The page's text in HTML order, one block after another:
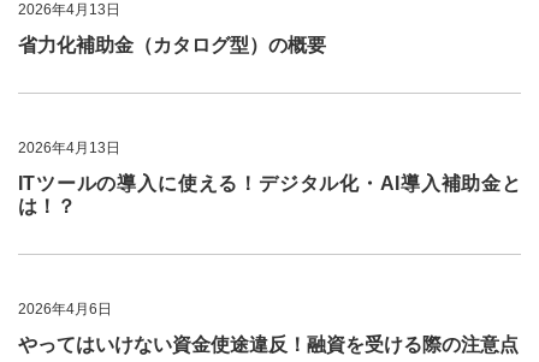
2026年4月13日
省力化補助金（カタログ型）の概要
2026年4月13日
ITツールの導入に使える！デジタル化・AI導入補助金と
は！？
2026年4月6日
やってはいけない資金使途違反！融資を受ける際の注意点